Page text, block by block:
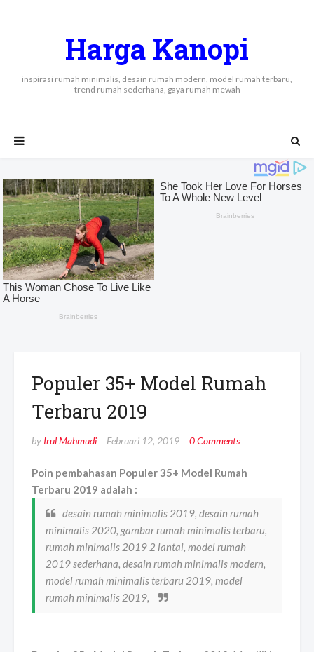
Harga Kanopi
inspirasi rumah minimalis, desain rumah modern, model rumah terbaru,
trend rumah sederhana, gaya rumah mewah
Populer 35+ Model Rumah
Terbaru 2019
by Irul Mahmudi Februari 12, 2019 0 Comments
Poin pembahasan Populer 35+ Model Rumah
Terbaru 2019 adalah :
desain rumah minimalis 2019, desain rumah
minimalis 2020, gambar rumah minimalis terbaru,
rumah minimalis 2019 2 lantai, model rumah
2019 sederhana, desain rumah minimalis modern,
model rumah minimalis terbaru 2019, model
rumah minimalis 2019,